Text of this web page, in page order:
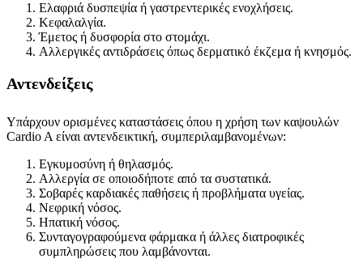
Ελαφριά δυσπεψία ή γαστρεντερικές ενοχλήσεις.
Κεφαλαλγία.
Έμετος ή δυσφορία στο στομάχι.
Αλλεργικές αντιδράσεις όπως δερματικό έκζεμα ή κνησμός.
Αντενδείξεις
Υπάρχουν ορισμένες καταστάσεις όπου η χρήση των καψουλών
Cardio A είναι αντενδεικτική, συμπεριλαμβανομένων:
Εγκυμοσύνη ή θηλασμός.
Αλλεργία σε οποιοδήποτε από τα συστατικά.
Σοβαρές καρδιακές παθήσεις ή προβλήματα υγείας.
Νεφρική νόσος.
Ηπατική νόσος.
Συνταγογραφούμενα φάρμακα ή άλλες διατροφικές
συμπληρώσεις που λαμβάνονται.